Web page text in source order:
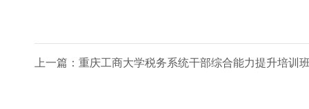
上一篇：重庆工商大学税务系统干部综合能力提升培训